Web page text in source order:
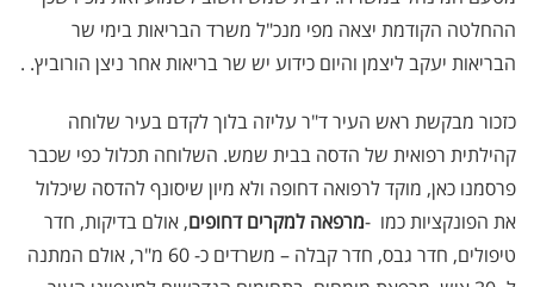
ההחלטה הקודמת יצאה מפי מנכ"ל משרד הבריאות בימי שר
הבריאות יעקב ליצמן והיום כידוע יש שר בריאות אחר ניצן הורוביץ. .
כזכור מבקשת ראש העיר ד"ר עליזה בלוך לקדם בעיר שלוחה
קהילתית רפואית של הדסה בבית שמש. השלוחה תכלול כפי שכבר
פרסמנו כאן, מוקד לרפואה דחופה ולא מיון שיסונף להדסה שיכלול
את הפונקציות כמו -מרפאה למקרים דחופים, אולם בדיקות, חדר
טיפולים, חדר גבס, חדר קבלה – משרדים כ- 60 מ"ר,
אולם המתנה